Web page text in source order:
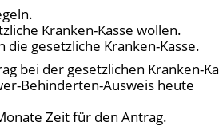
Kranken-Kasse wollen.
die gesetzliche Kranken-Kasse.
bei der gesetzlichen Kranken-
Behinderten-Ausweis heute
Zeit für den Antrag.